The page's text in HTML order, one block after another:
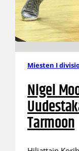
Miesten I
Nigel
Tarmoon